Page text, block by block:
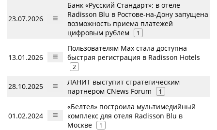
23.07.2026
Банк «Русский Стандарт»: в отеле
Radisson Blu в Ростове-на-Дону запущена
возможность приема платежей
цифровым рублем
1
13.01.2026
Пользователям Max стала доступна
быстрая регистрация в Radisson Hotels
2
28.10.2025
ЛАНИТ выступит стратегическим
партнером CNews Forum
1
01.02.2024
«Белтел» построила мультимедийный
комплекс для отеля Radisson Blu в
Москве
1